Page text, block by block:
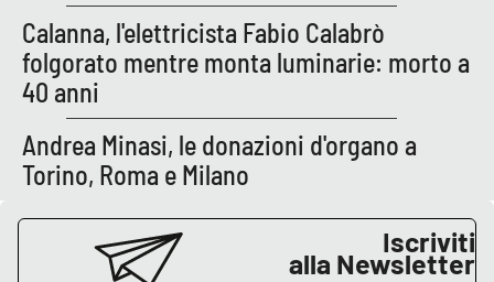
Eventi
Food
Storie
NETWORK
Lacplay.it
Calanna, l'elettricista Fabio Calabrò
folgorato mentre monta luminarie: morto a
40 anni
Andrea Minasi, le donazioni d'organo a
Torino, Roma e Milano
Iscriviti
alla Newsletter